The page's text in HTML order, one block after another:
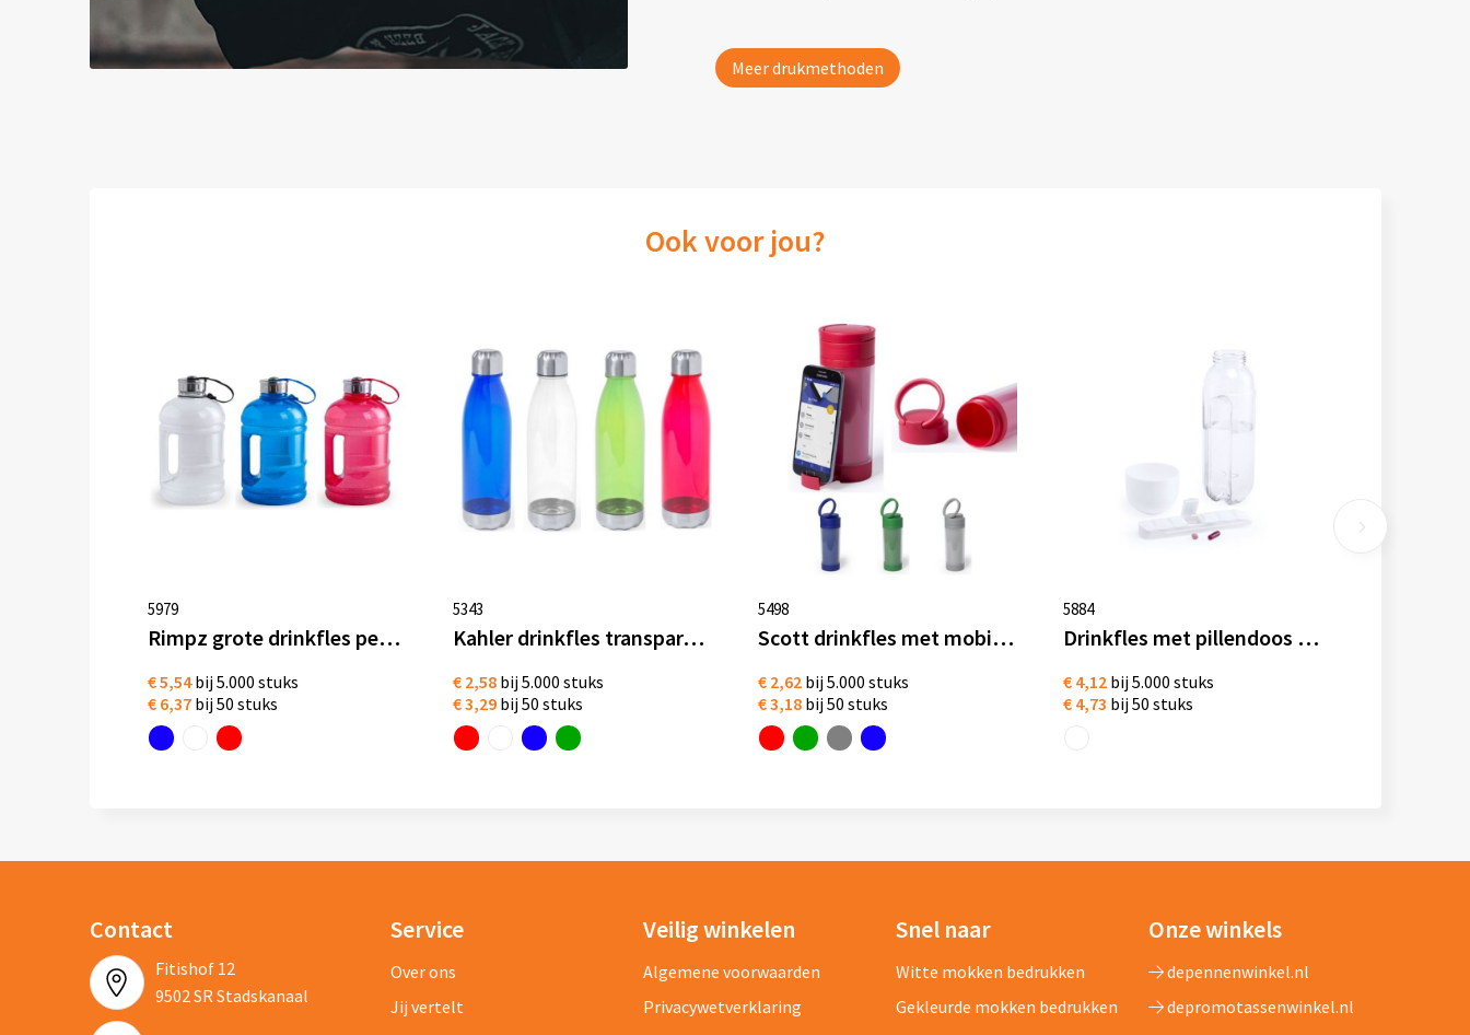
Meer drukmethoden
Ook voor jou?
5979
Rimpz grote drinkfles pet 1,89 liter
€ 5,54 bij 5.000 stuks
€ 6,37 bij 50 stuks
5343
Kahler drinkfles transparant rvs 700 ml
€ 2,58 bij 5.000 stuks
€ 3,29 bij 50 stuks
5498
Scott drinkfles met mobiele telefoonhouder PP 390 ml
€ 2,62 bij 5.000 stuks
€ 3,18 bij 50 stuks
5884
Drinkfles met pillendoos tritan 730 ml
€ 4,12 bij 5.000 stuks
€ 4,73 bij 50 stuks
Contact
Fitishof 12
9502 SR Stadskanaal
Service
Over ons
Jij vertelt
Veilig winkelen
Algemene voorwaarden
Privacywetverklaring
Snel naar
Witte mokken bedrukken
Gekleurde mokken bedrukken
Onze winkels
depennenwinkel.nl
depromotassenwinkel.nl